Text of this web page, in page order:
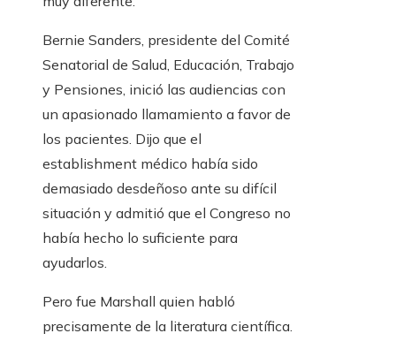
Bernie Sanders, presidente del Comité
Senatorial de Salud, Educación, Trabajo
y Pensiones, inició las audiencias con
un apasionado llamamiento a favor de
los pacientes. Dijo que el
establishment médico había sido
demasiado desdeñoso ante su difícil
situación y admitió que el Congreso no
había hecho lo suficiente para
ayudarlos.
Pero fue Marshall quien habló
precisamente de la literatura científica.